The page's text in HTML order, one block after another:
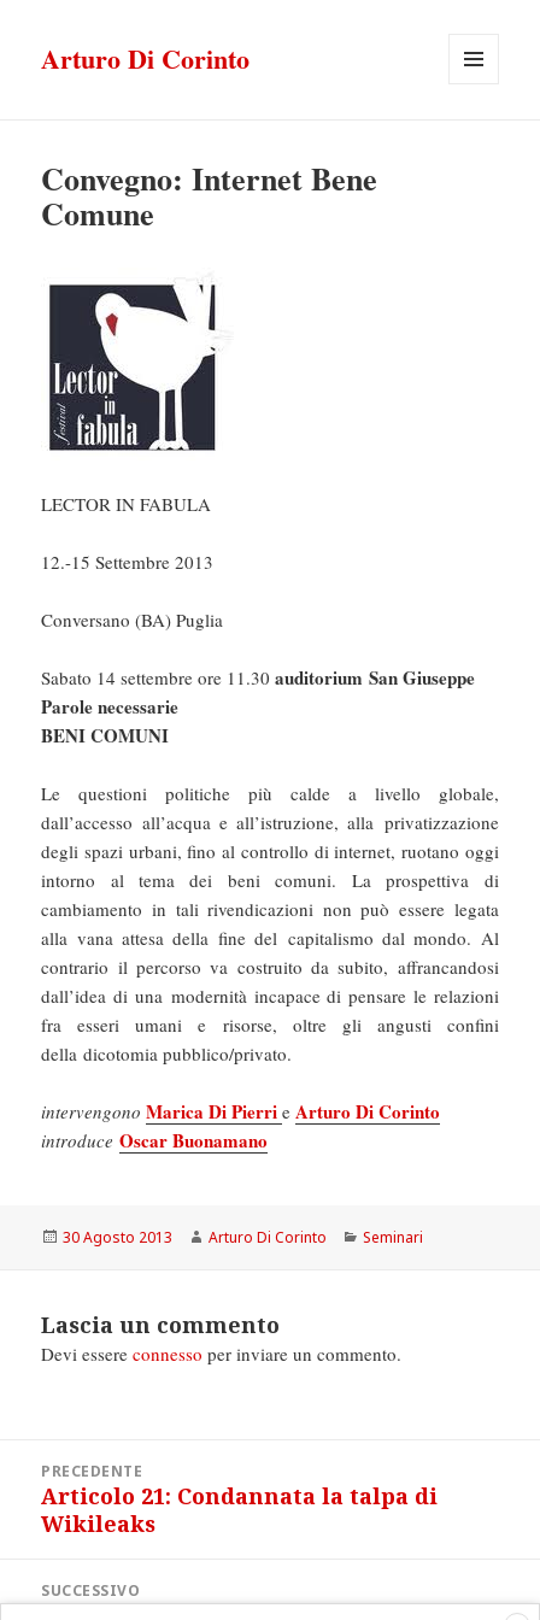
Arturo Di Corinto
Convegno: Internet Bene
Comune
LECTOR IN FABULA
12.-15 Settembre 2013
Conversano (BA) Puglia
Sabato 14 settembre ore 11.30auditorium San Giuseppe
Parole necessarie
BENI COMUNI
Le questioni politiche più calde a livello globale,
dall’accesso all’acqua e all’istruzione, alla privatizzazione
degli spazi urbani, fino al controllo di internet, ruotano oggi
intorno al tema dei beni comuni. La prospettiva di
cambiamento in tali rivendicazioni non può essere legata
alla vana attesa della fine del capitalismo dal mondo. Al
contrario il percorso va costruito da subito, affrancandosi
dall’idea di una modernità incapace di pensare le relazioni
fra esseri umani e risorse, oltre gli angusti confini
della dicotomia pubblico/privato.
intervengono Marica Di Pierri eArturo Di Corinto
introduce Oscar Buonamano
Scritto
30 Agosto 2013 Autore
Arturo Di Corinto Categorie
Seminari
Lascia un commento
Devi essereconnesso per inviare un commento.
articoliPRECEDENTE
Articolo
precedente:
Articolo 21: Condannata la talpa di
Wikileaks
SUCCESSIVO